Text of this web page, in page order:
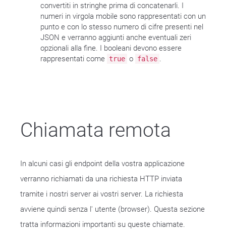
convertiti in stringhe prima di concatenarli. I
numeri in virgola mobile sono rappresentati con un
punto e con lo stesso numero di cifre presenti nel
JSON e verranno aggiunti anche eventuali zeri
opzionali alla fine. I booleani devono essere
rappresentati come true o false .
Chiamata remota
In alcuni casi gli endpoint della vostra applicazione
verranno richiamati da una richiesta HTTP inviata
tramite i nostri server ai vostri server. La richiesta
avviene quindi senza l' utente (browser). Questa sezione
tratta informazioni importanti su queste chiamate.